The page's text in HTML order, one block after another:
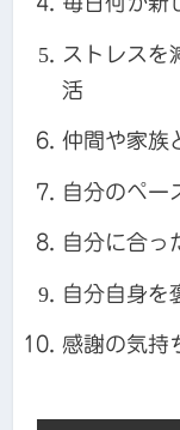
ストレスを
活
仲間や家族
自分のペー
自分に合っ
自分自身を
感謝の気持